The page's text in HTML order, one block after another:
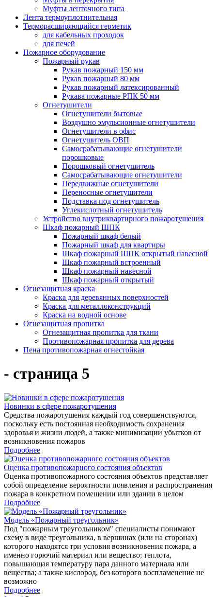
Муфты ленточного типа
Лента термоуплотнительная
Терморасширяющийся герметик
для кабельных проходок
для печей
Пожарное оборудование
Пожарный рукав
Рукав пожарный 150 мм
Рукав пожарный 80 мм
Рукав пожарный латексированный
Рукава пожарные РПК 50 мм
Огнетушители
Огнетушители бытовые
Воздушно эмульсионные огнетушители
Огнетушители в офис
Огнетушитель ОВП
Самосрабатывающие огнетушители
порошковые
Порошковый огнетушитель
Самосрабатывающие огнетушители
Передвижные огнетушители
Переносные огнетушители
Подставка под огнетушитель
Углекислотный огнетушитель
Устройство внутриквартирного пожаротушения
Шкаф пожарный ШПК
Пожарный шкаф белый
Пожарный шкаф для квартиры
Шкаф пожарный ШПК открытый навесной
Шкаф пожарный встроенный
Шкаф пожарный навесной
Шкаф пожарный открытый
Огнезащитная краска
Краска для деревянных поверхностей
Краска для металлоконструкций
Краска на водной основе
Огнезащитная пропитка
Огнезащитная пропитка для ткани
Противопожарная пропитка для дерева
Пена противопожарная огнестойкая
- страница 5
Новинки в сфере пожаротушения
Средства пожаротушения каждый год совершенствуются,
поскольку есть постоянная необходимость сохранения
здоровья и жизни людей, а также минимизации убытков от
возникновения пожаров
Подробнее
Оценка противопожарного состояния объектов
Оценка противопожарного состояния объектов представляет
собой определение вероятности появления и распространения
пожара в конкретном помещении или здании в целом
Подробнее
Модель «Пожарный треугольник»
Под "пожарным треугольником" специалисты понимают
схему в виде треугольника, в вершинах (или на сторонах)
которого находятся три условия возникновения пожара, а
именно горючий материал или вещество; теплота,
повышающая температуру пара данного материала или
вещества; а также кислород, без которого воспламенение не
возможно
Подробнее